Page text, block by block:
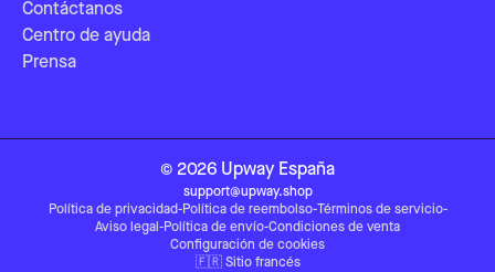
Contáctanos
Centro de ayuda
Prensa
© 2026 Upway España
support@upway.shop
Política de privacidad-Política de reembolso-Términos de servicio-
Aviso legal -Política de envío-Condiciones de venta
Configuración de cookies
🇫🇷 Sitio francés